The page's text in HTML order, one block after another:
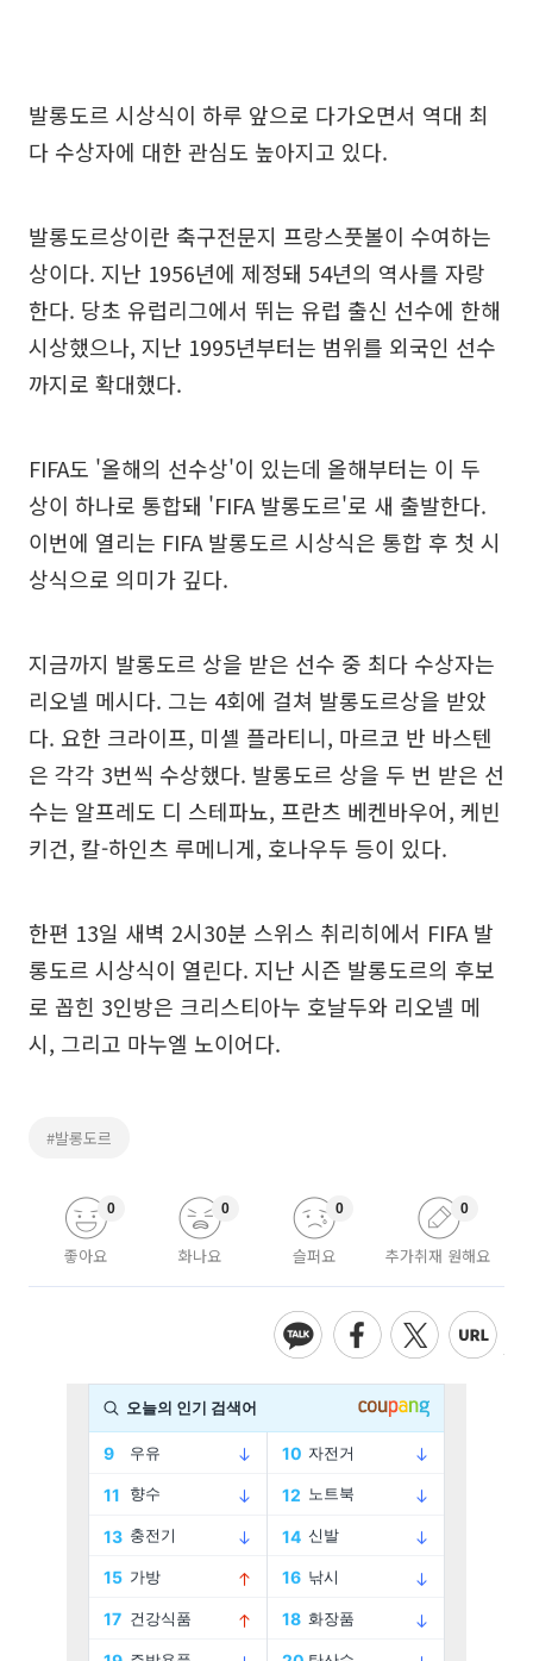
발롱도르 시상식이 하루 앞으로 다가오면서 역대 최
다 수상자에 대한 관심도 높아지고 있다.
발롱도르상이란 축구전문지 프랑스풋볼이 수여하는
상이다. 지난 1956년에 제정돼 54년의 역사를 자랑
한다. 당초 유럽리그에서 뛰는 유럽 출신 선수에 한해
시상했으나, 지난 1995년부터는 범위를 외국인 선수
까지로 확대했다.
FIFA도 '올해의 선수상'이 있는데 올해부터는 이 두
상이 하나로 통합돼 'FIFA 발롱도르'로 새 출발한다.
이번에 열리는 FIFA 발롱도르 시상식은 통합 후 첫 시
상식으로 의미가 깊다.
지금까지 발롱도르 상을 받은 선수 중 최다 수상자는
리오넬 메시다. 그는 4회에 걸쳐 발롱도르상을 받았
다. 요한 크라이프, 미셸 플라티니, 마르코 반 바스텐
은 각각 3번씩 수상했다. 발롱도르 상을 두 번 받은 선
수는 알프레도 디 스테파뇨, 프란츠 베켄바우어, 케빈
키건, 칼-하인츠 루메니게, 호나우두 등이 있다.
한편 13일 새벽 2시30분 스위스 취리히에서 FIFA 발
롱도르 시상식이 열린다. 지난 시즌 발롱도르의 후보
로 꼽힌 3인방은 크리스티아누 호날두와 리오넬 메
시, 그리고 마누엘 노이어다.
#발롱도르
좋아요
0
화나요
0
슬퍼요
0
추가취재 원해요
0